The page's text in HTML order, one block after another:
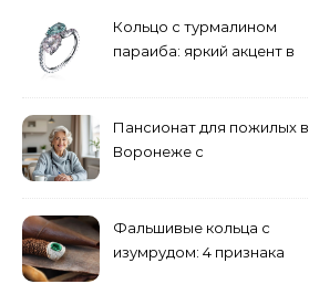
Кольцо с турмалином
параиба: яркий акцент в
Пансионат для пожилых в
Воронеже с
Фальшивые кольца с
изумрудом: 4 признака